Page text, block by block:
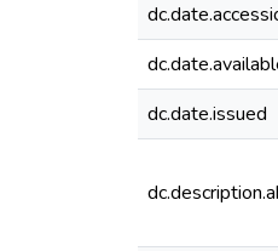
dc.date.issued